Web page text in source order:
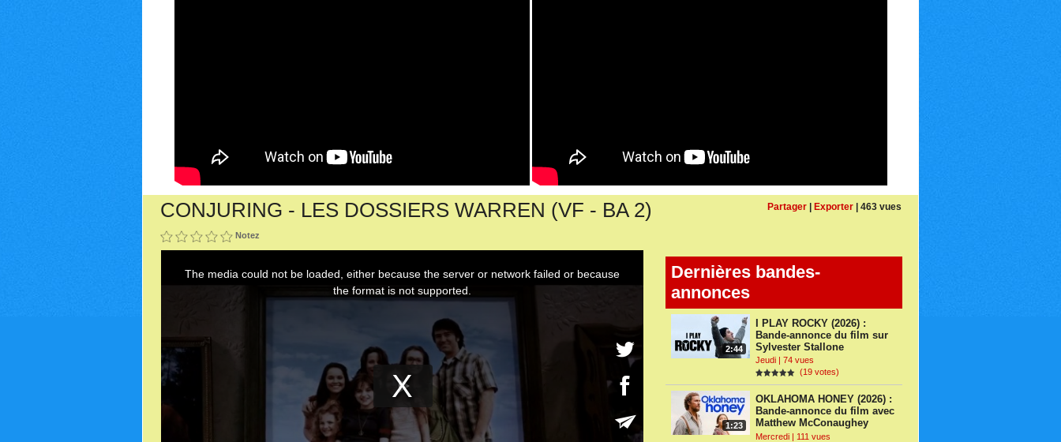
Partager | Exporter | 463 vues
CONJURING - LES DOSSIERS WARREN (VF - BA 2)
Notez
Dernières bandes-
annonces
2:44
I PLAY ROCKY (2026) :
Bande-annonce du film sur
Sylvester Stallone
Jeudi | 74 vues
(19 votes)
1:23
OKLAHOMA HONEY (2026) :
Bande-annonce du film avec
Matthew McConaughey
Mercredi | 111 vues